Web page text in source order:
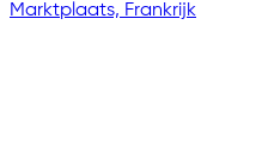
Marktplaats, Frankrijk